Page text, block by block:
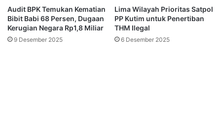
Audit BPK Temukan Kematian
Bibit Babi 68 Persen, Dugaan
Kerugian Negara Rp1,8 Miliar
9 Desember 2025
Lima Wilayah Prioritas Satpol
PP Kutim untuk Penertiban
THM Ilegal
6 Desember 2025